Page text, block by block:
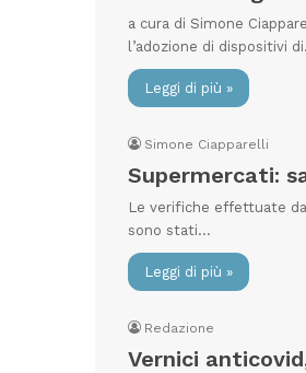
a cura di Simone
l’adozione di dispositivi
Leggi di più »
Simone Ciapparelli
Supermercati:
Le verifiche effettuate
sono stati…
Leggi di più »
Redazione
Vernici